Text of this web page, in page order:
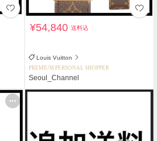
¥54,840送料込
Louis Vuitton
PREMIUM PERSONAL SHOPPER
Seoul_Channel